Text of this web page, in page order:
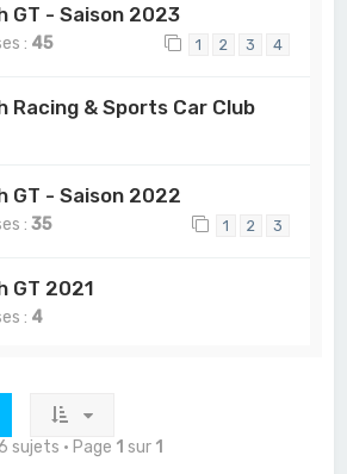
GT - Saison 2023
: 45 1 2 3 4
Racing & Sports Car Club
GT - Saison 2022
:35 1 2 3
GT 2021
: 4
6 sujets • Page 1 sur 1